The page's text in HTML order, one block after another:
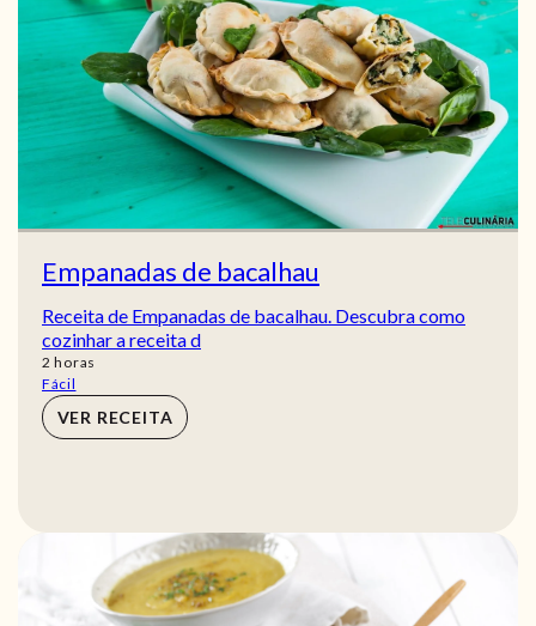
Empanadas de bacalhau
Receita de Empanadas de bacalhau. Descubra como
cozinhar a receita d
2 horas
horas
Fácil
VER RECEITA